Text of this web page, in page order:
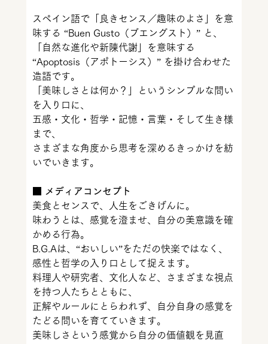
スペイン語で「良きセンス／趣味のよさ」を意
味する “Buen Gusto（ブエングスト）” と、
「自然な進化や新陳代謝」を意味する
“Apoptosis（アポトーシス）” を掛け合わせた
造語です。
「美味しさとは何か？」というシンプルな問い
を入り口に、
五感・文化・哲学・記憶・言葉・そして生き様
まで、
さまざまな角度から思考を深めるきっかけを紡
いでいきます。
■ メディアコンセプト
美食とセンスで、人生をごきげんに。
味わうとは、感覚を澄ませ、自分の美意識を確
かめる行為。
B.G.Aは、“おいしい”をただの快楽ではなく、
感性と哲学の入り口として捉えます。
料理人や研究者、文化人など、さまざまな視点
を持つ人たちとともに、
正解やルールにとらわれず、自分自身の感覚を
たどる問いを育てていきます。
美味しさという感覚から自分の価値観を見直